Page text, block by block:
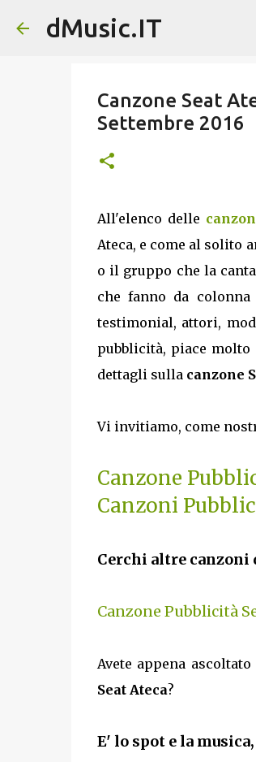
dMusic.IT
Canzone Seat
Settembre 2016
All'elenco delle
Ateca, e come al solito
o il gruppo che la
che fanno da
testimonial, attori,
pubblicità, piace
dettagli sulla canzone
Vi invitiamo, come
Canzone
Canzoni
Cerchi altre canzoni
Canzone Pubblicità
Avete appena
Seat Ateca?
E' lo spot e la